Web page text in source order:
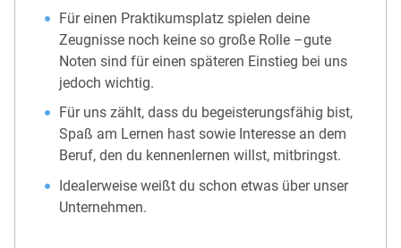
Für einen Praktikumsplatz spielen deine
Zeugnisse noch keine so große Rolle –gute
Noten sind für einen späteren Einstieg bei uns
jedoch wichtig.
Für uns zählt, dass du begeisterungsfähig bist,
Spaß am Lernen hast sowie Interesse an dem
Beruf, den du kennenlernen willst, mitbringst.
Idealerweise weißt du schon etwas über unser
Unternehmen.